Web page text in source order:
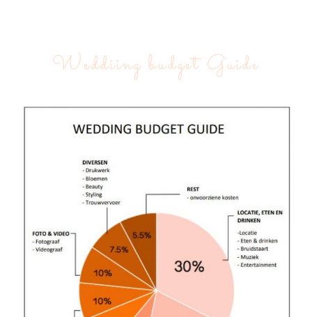
Weddiing budget Guide